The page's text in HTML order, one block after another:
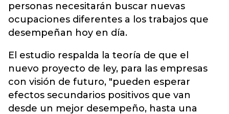
personas necesitarán buscar nuevas
ocupaciones diferentes a los trabajos que
desempeñan hoy en día.
El estudio respalda la teoría de que el
nuevo proyecto de ley, para las empresas
con visión de futuro, "pueden esperar
efectos secundarios positivos que van
desde un mejor desempeño, hasta una